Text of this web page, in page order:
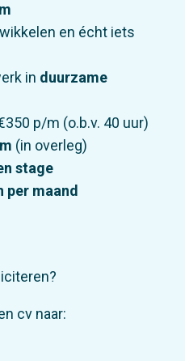
en écht iets
in duurzame
p/m (o.b.v. 40 uur)
(in overleg)
stage
per maand
cv naar: